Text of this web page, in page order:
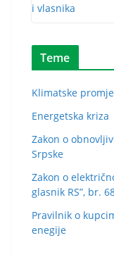
Teme
Klimatske
Energetska kriza
Zakon o
Srpske
Zakon o
glasnik RS”, br.
Pravilnik o
enegije